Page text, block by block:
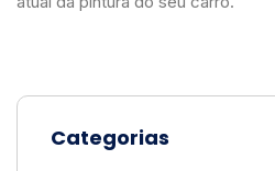
Categorias